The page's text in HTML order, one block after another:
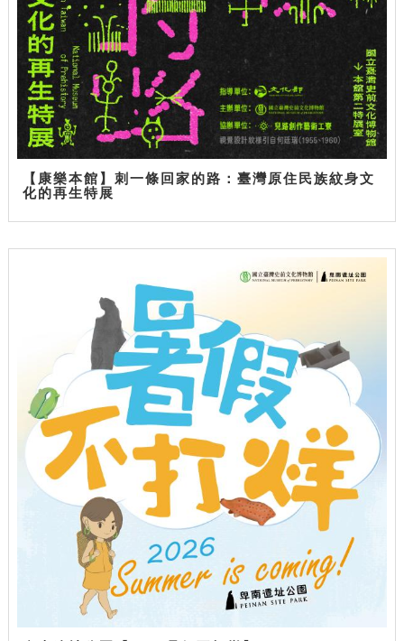
【康樂本館】刺一條回家的路：臺灣原住民族紋身文
化的再生特展